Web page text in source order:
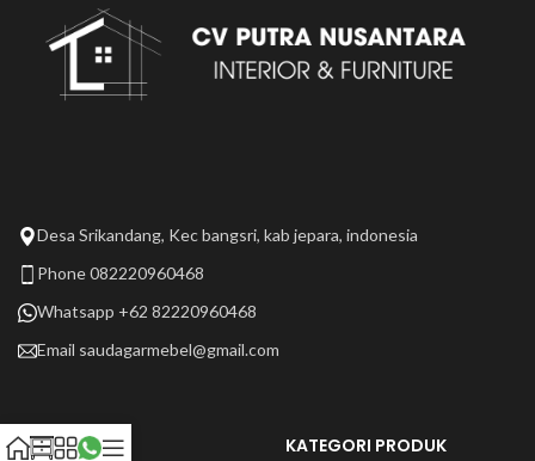
Desa Srikandang, Kec bangsri, kab jepara, indonesia
Phone 082220960468
Whatsapp +62 82220960468
Email saudagarmebel@gmail.com
LAIN LAIN KATEGORI PRODUK